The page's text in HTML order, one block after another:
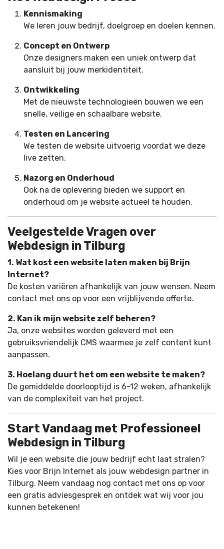
Kennismaking
We leren jouw bedrijf, doelgroep en doelen kennen.
Concept en Ontwerp
Onze designers maken een uniek ontwerp dat
aansluit bij jouw merkidentiteit.
Ontwikkeling
Met de nieuwste technologieën bouwen we een
snelle, veilige en schaalbare website.
Testen en Lancering
We testen de website uitvoerig voordat we deze
live zetten.
Nazorg en Onderhoud
Ook na de oplevering bieden we support en
onderhoud om je website actueel te houden.
Veelgestelde Vragen over
Webdesign in Tilburg
1. Wat kost een website laten maken bij Brijn
Internet?
De kosten variëren afhankelijk van jouw wensen. Neem
contact met ons op voor een vrijblijvende offerte.
2. Kan ik mijn website zelf beheren?
Ja, onze websites worden geleverd met een
gebruiksvriendelijk CMS waarmee je zelf content kunt
aanpassen.
3. Hoelang duurt het om een website te maken?
De gemiddelde doorlooptijd is 6-12 weken, afhankelijk
van de complexiteit van het project.
Start Vandaag met Professioneel
Webdesign in Tilburg
Wil je een website die jouw bedrijf echt laat stralen?
Kies voor Brijn Internet als jouw webdesign partner in
Tilburg. Neem vandaag nog contact met ons op voor
een gratis adviesgesprek en ontdek wat wij voor jou
kunnen betekenen!